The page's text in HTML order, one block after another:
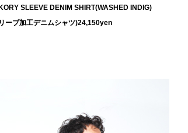
SLEEVE DENIM SHIRT(WASHED INDIG)
ーブ加工デニムシャツ)24,150yen